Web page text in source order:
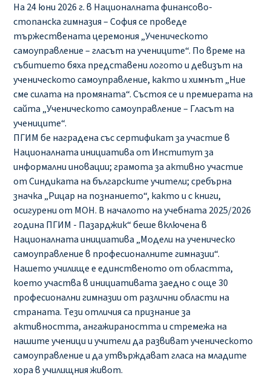
На 24 юни 2026 г. в Националната финансово-
стопанска гимназия – София се проведе
тържествената церемония „Ученическото
самоуправление – гласът на учениците“. По време на
събитието бяха представени логото и девизът на
ученическото самоуправление, както и химнът „Ние
сме силата на промяната“. Състоя се и премиерата на
сайта „Ученическото самоуправление – Гласът на
учениците“.
ПГИМ бе наградена със сертификат за участие в
Националната инициатива от Институт за
информални иновации; грамота за активно участие
от Синдиката на българските учители; сребърна
значка „Рицар на познанието“, както и с книги,
осигурени от МОН. В началото на учебната 2025/2026
година ПГИМ - Пазарджик“ беше включена в
Националната инициатива „Модели на ученическо
самоуправление в професионалните гимназии“.
Нашето училище е единственото от областта,
което участва в инициативата заедно с още 30
професионални гимназии от различни области на
страната. Тези отличия са признание за
активността, ангажираността и стремежа на
нашите ученици и учители да развиват ученическото
самоуправление и да утвърждават гласа на младите
хора в училищния живот.